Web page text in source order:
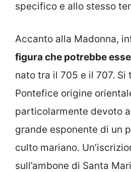
specifico e allo stesso
Accanto alla Madonna,
figura che potrebbe
nato tra il 705 e il 707. Si
Pontefice origine
particolarmente devoto
grande esponente di un
culto mariano.
sull’ambone di Santa